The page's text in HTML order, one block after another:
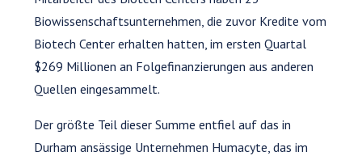
Biowissenschaftsunternehmen, die zuvor Kredite vom
Biotech Center erhalten hatten, im ersten Quartal
$269 Millionen an Folgefinanzierungen aus anderen
Quellen eingesammelt.
Der größte Teil dieser Summe entfiel auf das in
Durham ansässige Unternehmen Humacyte, das im